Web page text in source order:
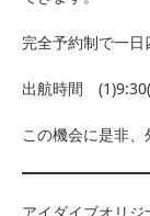
完全予約制で一日
出航時間
この機会に是非
アイダイブオリ